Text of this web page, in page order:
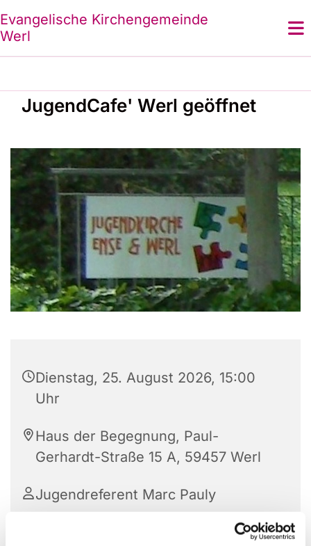
Evangelische Kirchengemeinde
Werl
JugendCafe' Werl geöffnet
Dienstag, 25. August 2026, 15:00
Uhr
Haus der Begegnung, Paul-
Gerhardt-Straße 15 A, 59457 Werl
Jugendreferent Marc Pauly